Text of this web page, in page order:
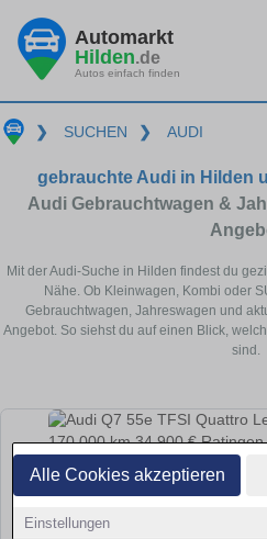
Alle Cookies akzeptieren
Einstellungen
Automarkt
Hilden.de
Autos einfach finden
❯ SUCHEN ❯ AUDI
gebrauchte Audi in Hilden
Audi Gebrauchtwagen &
Mit der Audi-Suche in Hilden findest du
Nähe. Ob Kleinwagen, Kombi oder
Gebrauchtwagen, Jahreswagen und
Angebot. So siehst du auf einen Blick,
sind.